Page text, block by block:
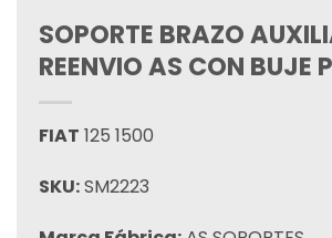
SOPORTE BRAZO
REENVIO AS CON BUJE
FIAT 125 1500
SKU:SM2223